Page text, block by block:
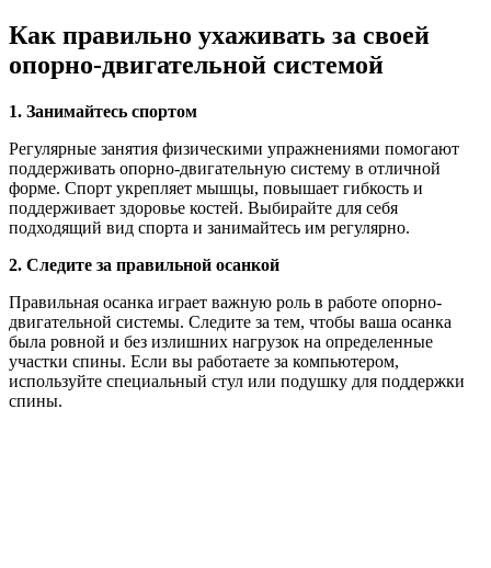
Как правильно ухаживать за своей
опорно-двигательной системой
1. Занимайтесь спортом
Регулярные занятия физическими упражнениями помогают
поддерживать опорно-двигательную систему в отличной
форме. Спорт укрепляет мышцы, повышает гибкость и
поддерживает здоровье костей. Выбирайте для себя
подходящий вид спорта и занимайтесь им регулярно.
2. Следите за правильной осанкой
Правильная осанка играет важную роль в работе опорно-
двигательной системы. Следите за тем, чтобы ваша осанка
была ровной и без излишних нагрузок на определенные
участки спины. Если вы работаете за компьютером,
используйте специальный стул или подушку для поддержки
спины.